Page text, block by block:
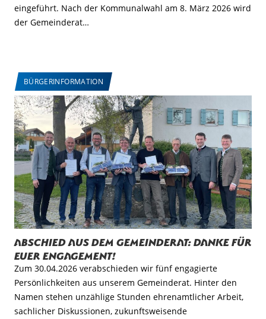
eingeführt. Nach der Kommunalwahl am 8. März 2026 wird
der Gemeinderat…
BÜRGERINFORMATION
Abschied aus dem Gemeinderat: Danke für
euer Engagement!
Zum 30.04.2026 verabschieden wir fünf engagierte
Persönlichkeiten aus unserem Gemeinderat. Hinter den
Namen stehen unzählige Stunden ehrenamtlicher Arbeit,
sachlicher Diskussionen, zukunftsweisende